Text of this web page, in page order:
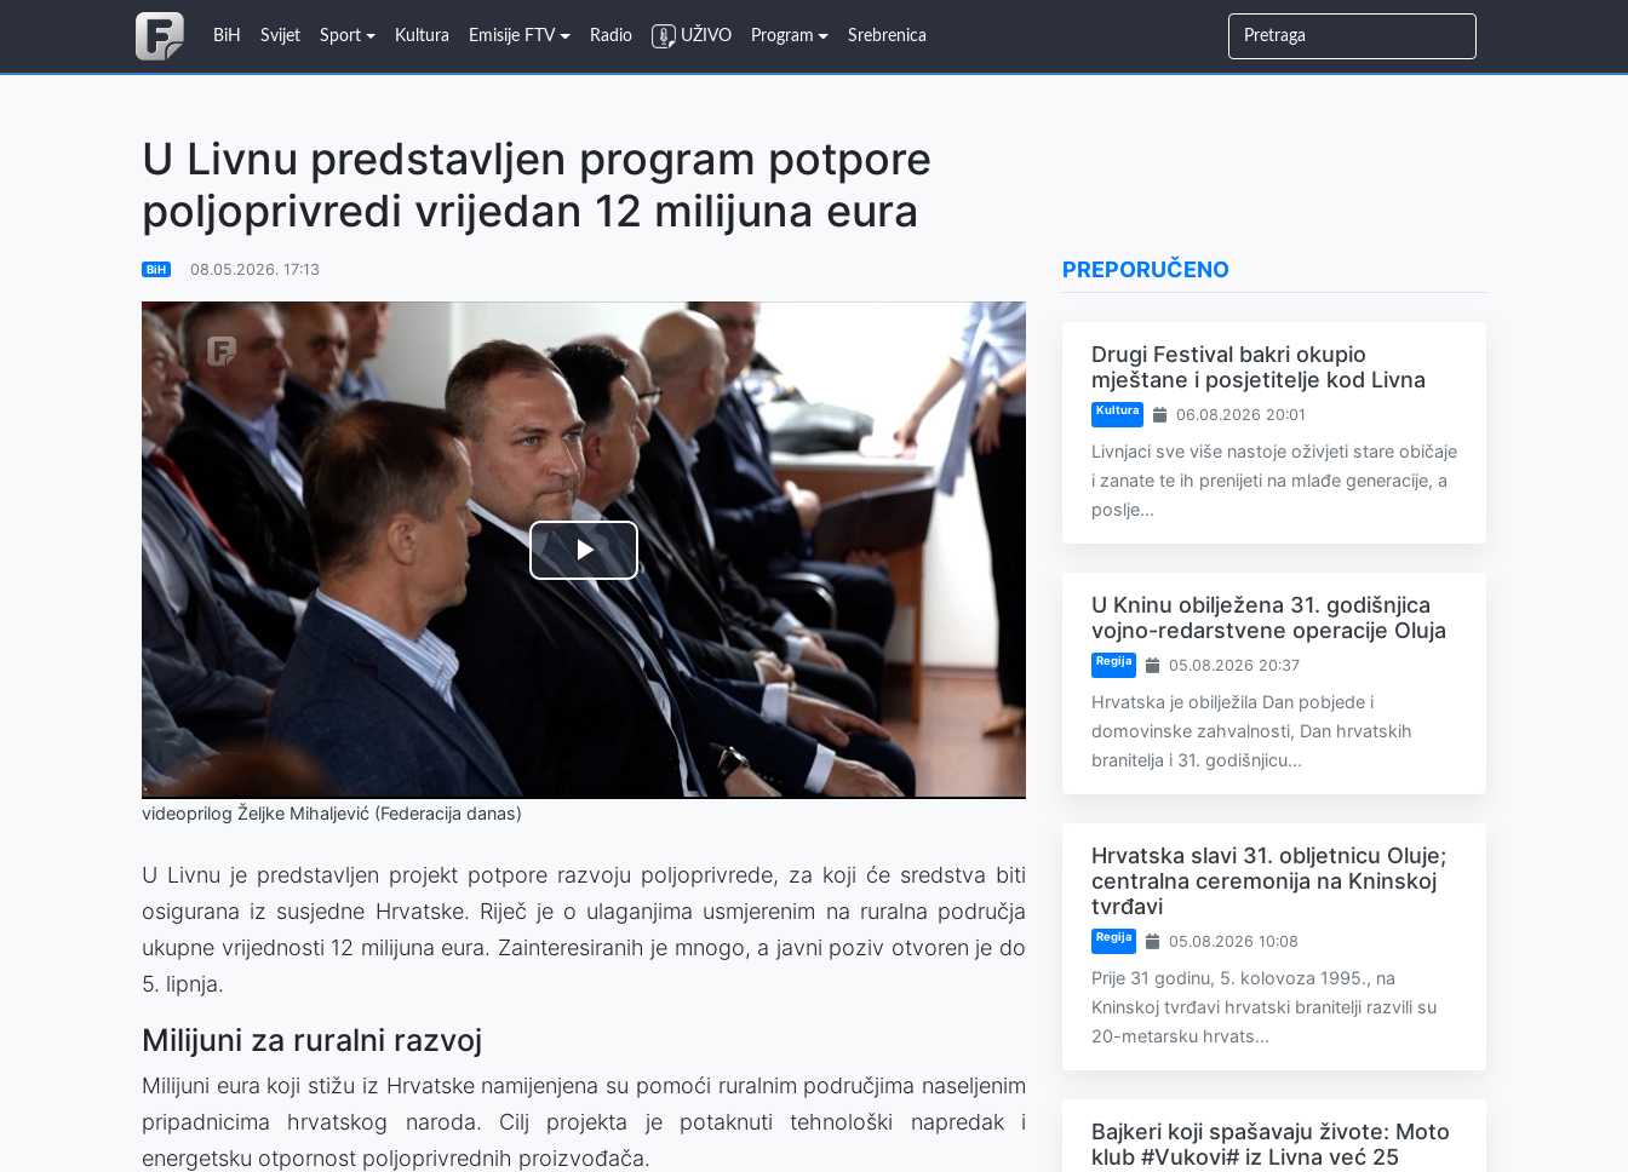
BiH Svijet Sport Kultura Emisije FTV Radio UŽIVO Program Srebrenica
U Livnu predstavljen program potpore
poljoprivredi vrijedan 12 milijuna eura
BiH 08.05.2026. 17:13
Play
Video
videoprilog Željke Mihaljević (Federacija danas)
U Livnu je predstavljen projekt potpore razvoju poljoprivrede, za koji će sredstva biti
osigurana iz susjedne Hrvatske. Riječ je o ulaganjima usmjerenim na ruralna područja
ukupne vrijednosti 12 milijuna eura. Zainteresiranih je mnogo, a javni poziv otvoren je do
5. lipnja.
Milijuni za ruralni razvoj
Milijuni eura koji stižu iz Hrvatske namijenjena su pomoći ruralnim područjima naseljenim
pripadnicima hrvatskog naroda. Cilj projekta je potaknuti tehnološki napredak i
energetsku otpornost poljoprivrednih proizvođača.
PREPORUČENO
Drugi Festival bakri okupio
mještane i posjetitelje kod Livna
Kultura 06.08.2026 20:01
Livnjaci sve više nastoje oživjeti stare običaje
i zanate te ih prenijeti na mlađe generacije, a
poslje...
U Kninu obilježena 31. godišnjica
vojno-redarstvene operacije Oluja
Regija 05.08.2026 20:37
Hrvatska je obilježila Dan pobjede i
domovinske zahvalnosti, Dan hrvatskih
branitelja i 31. godišnjicu...
Hrvatska slavi 31. obljetnicu Oluje;
centralna ceremonija na Kninskoj
tvrđavi
Regija 05.08.2026 10:08
Prije 31 godinu, 5. kolovoza 1995., na
Kninskoj tvrđavi hrvatski branitelji razvili su
20-metarsku hrvats...
Bajkeri koji spašavaju živote: Moto
klub #Vukovi# iz Livna već 25